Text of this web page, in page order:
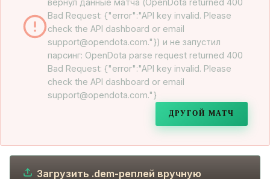
вернул данные матча (OpenDota returned 400
Bad Request: {"error":"API key invalid. Please
check the API dashboard or email
support@opendota.com."}) и не запустил
парсинг: OpenDota parse request returned 400
Bad Request: {"error":"API key invalid. Please
check the API dashboard or email
support@opendota.com."}
ДРУГОЙ МАТЧ
Загрузить .dem-реплей вручную